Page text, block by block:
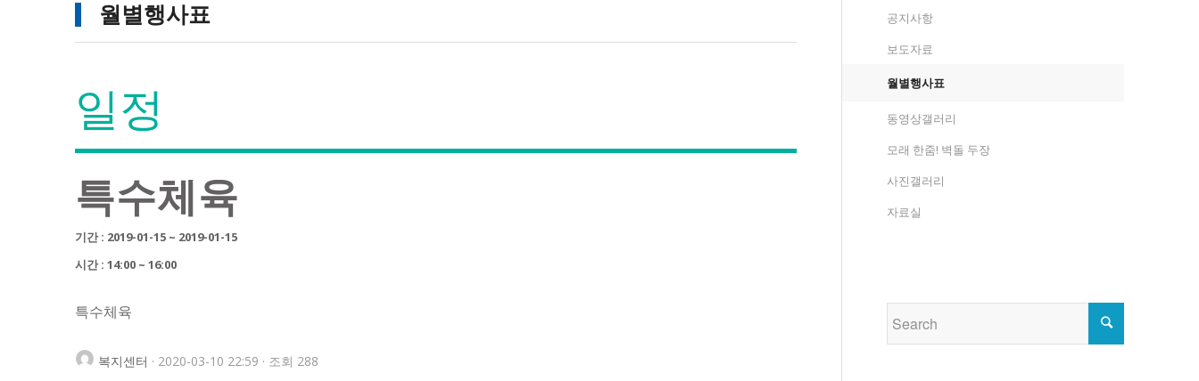
월별행사표
일정
특수체육
기간 : 2019-01-15 ~ 2019-01-15
시간 : 14:00 ~ 16:00
특수체육
복지센터 · 2020-03-10 22:59 · 조회 288
공지사항
보도자료
월별행사표
동영상갤러리
모래 한줌! 벽돌 두장
사진갤러리
자료실